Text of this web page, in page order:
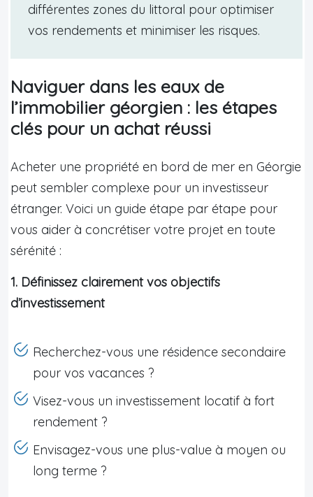
différentes zones du littoral pour optimiser
vos rendements et minimiser les risques.
Naviguer dans les eaux de
l’immobilier géorgien : les étapes
clés pour un achat réussi
Acheter une propriété en bord de mer en Géorgie
peut sembler complexe pour un investisseur
étranger. Voici un guide étape par étape pour
vous aider à concrétiser votre projet en toute
sérénité :
1. Définissez clairement vos objectifs
d’investissement
Recherchez-vous une résidence secondaire
pour vos vacances ?
Visez-vous un investissement locatif à fort
rendement ?
Envisagez-vous une plus-value à moyen ou
long terme ?